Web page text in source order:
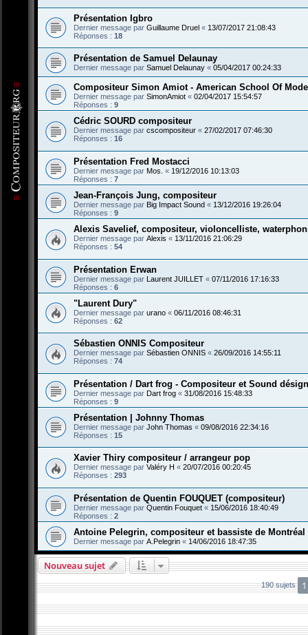
Présentation Igbro
Dernier message par Guillaume Druel « 13/07/2017 21:08:43
Réponses : 18
Présentation de Samuel Delaunay
Dernier message par Samuel Delaunay « 05/04/2017 00:24:33
Compositeur Simon Amiot - American School Of
Dernier message par SimonAmiot « 02/04/2017 15:54:57
Réponses : 9
Cédric SOURD compositeur
Dernier message par cscompositeur « 27/02/2017 07:46:30
Réponses : 16
Présentation Fred Mostacci
Dernier message par Mos. « 19/12/2016 10:13:03
Réponses : 7
Jean-François Jung, compositeur
Dernier message par Big Impact Sound « 13/12/2016 19:26:04
Réponses : 9
Alexis Savelief, compositeur, violoncelliste,
Dernier message par Alexis « 13/11/2016 21:06:29
Réponses : 54
Présentation Erwan
Dernier message par Laurent JUILLET « 07/11/2016 17:16:33
Réponses : 6
"Laurent Dury"
Dernier message par urano « 06/11/2016 08:46:31
Réponses : 62
Sébastien ONNIS Compositeur
Dernier message par Sébastien ONNIS « 26/09/2016 14:55:11
Réponses : 74
Présentation / Dart frog - Compositeur et Sound
Dernier message par Dart frog « 31/08/2016 15:48:33
Réponses : 9
Présentation | Johnny Thomas
Dernier message par John Thomas « 09/08/2016 22:34:16
Réponses : 15
Xavier Thiry compositeur / arrangeur pop
Dernier message par Valéry H « 20/07/2016 00:20:45
Réponses : 293
Présentation de Quentin FOUQUET (compositeur)
Dernier message par Quentin Fouquet « 15/06/2016 18:40:49
Réponses : 2
Antoine Pelegrin, compositeur et bassiste de Montréal
Dernier message par A.Pelegrin « 14/06/2016 18:47:35
Nouveau sujet
190 sujets 1